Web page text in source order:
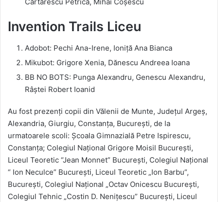
Invention Trails Liceu
Adobot: Pechi Ana-Irene, Ioniță Ana Bianca
Mikubot: Grigore Xenia, Dănescu Andreea Ioana
BB NO BOTS: Punga Alexandru, Genescu Alexandru,
Râștei Robert Ioanid
Au fost prezenți copii din Vălenii de Munte, Județul Argeș,
Alexandria, Giurgiu, Constanța, București, de la
urmatoarele scoli: Școala Gimnazială Petre Ispirescu,
Constanța; Colegiul Național Grigore Moisil București,
Liceul Teoretic “Jean Monnet” București, Colegiul Național
“ Ion Neculce” București, Liceul Teoretic „Ion Barbu”,
București, Colegiul Național „Octav Onicescu București,
Colegiul Tehnic „Costin D. Nenițescu” București, Liceul